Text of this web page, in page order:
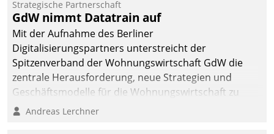
gemeinsam mit der Berliner Datatrain GmbH den
Teilprozess der Objektsanierung digitalisiert.
Strategische Partnerschaft
GdW nimmt Datatrain auf
Mit der Aufnahme des Berliner
Digitalisierungspartners unterstreicht der
Spitzenverband der Wohnungswirtschaft GdW die
zentrale Herausforderung, neue Strategien und
Geschäftsmodelle für die Wohnungswirtschaft zu
entwickeln.
Andreas Lerchner